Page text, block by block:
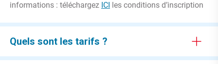
informations : téléchargez ICI les conditions d’inscription
Quels sont les tarifs ?